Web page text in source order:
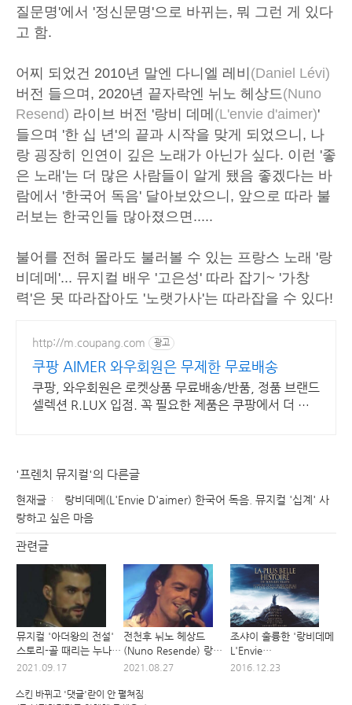
질문명'에서 '정신문명'으로 바뀌는, 뭐 그런 게 있다
고 함.
어찌 되었건 2010년 말엔 다니엘 레비 (Daniel Lévi)
버전 들으며, 2020년 끝자락엔 뉘노 헤상드 (Nuno
Resend) 라이브 버전 '랑비 데메 (L'envie d'aimer)'
들으며 '한 십 년'의 끝과 시작을 맞게 되었으니, 나
랑 굉장히 인연이 깊은 노래가 아닌가 싶다. 이런 '좋
은 노래'는 더 많은 사람들이 알게 됐음 좋겠다는 바
람에서 '한국어 독음' 달아보았으니, 앞으로 따라 불
러보는 한국인들 많아졌으면.....
불어를 전혀 몰라도 불러볼 수 있는 프랑스 노래 '랑
비데메'... 뮤지컬 배우 '고은성' 따라 잡기~ '가창
력'은 못 따라잡아도 '노랫가사'는 따라잡을 수 있다!
http://m.coupang.com 광고
쿠팡 AIMER 와우회원은 무제한 무료배송
쿠팡, 와우회원은 로켓상품 무료배송/반품, 정품 브랜드
셀렉션 R.LUX 입점. 꼭 필요한 제품은 쿠팡에서 더 저
'프렌치 뮤지컬'의 다른글
현재글
랑비데메(L'Envie D'aimer) 한국어 독음. 뮤지컬 '십계' 사
랑하고 싶은 마음
관련글
뮤지컬 '아더왕의 전설'
스토리-골 때리는 누나,
프랑스식 막장
2021.09.17
전천후 뉘노 헤상드
(Nuno Resende) 랑비
데메(L'envie d'aimer)
2021.08.27
조샤이 훌륭한 '랑비데메
L'Envie
D'aimer(사랑하고 싶은
2016.12.23
스킨 바뀌고 '댓글'란이 안 펼쳐짐